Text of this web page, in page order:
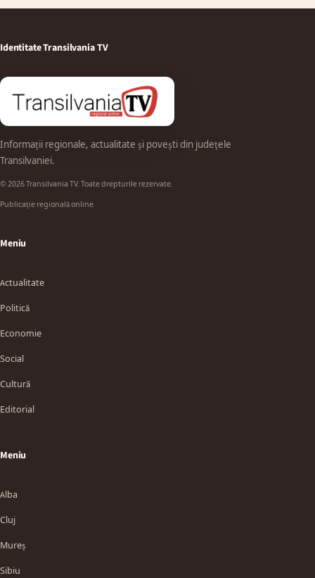
Identitate Transilvania TV
Informații regionale, actualitate și povești din județele
Transilvaniei.
© 2026 Transilvania TV. Toate drepturile rezervate.
Publicație regională online
Meniu
Actualitate
Politică
Economie
Social
Cultură
Editorial
Meniu
Alba
Cluj
Mureș
Sibiu